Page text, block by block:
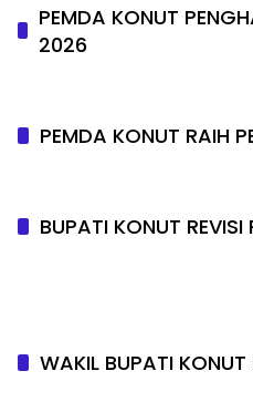
PEMDA KONUT
2026
PEMDA KONUT RAIH
BUPATI KONUT
WAKIL BUPATI